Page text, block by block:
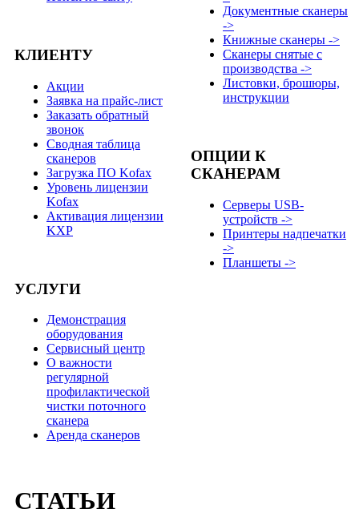
КЛИЕНТУ
Акции
Заявка на прайс-лист
Заказать обратный
звонок
Сводная таблица
сканеров
Загрузка ПО Kofax
Уровень лицензии
Kofax
Активация лицензии
KXP
УСЛУГИ
Демонстрация
оборудования
Сервисный центр
О важности
регулярной
профилактической
чистки поточного
сканера
Аренда сканеров
Документные сканеры
->
Книжные сканеры ->
Сканеры снятые с
производства ->
Листовки, брошюры,
инструкции
ОПЦИИ К
СКАНЕРАМ
Серверы USB-
устройств ->
Принтеры надпечатки
->
Планшеты ->
СТАТЬИ